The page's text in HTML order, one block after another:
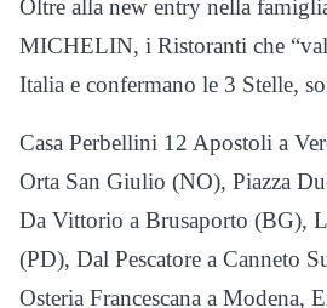
Oltre alla new entry nella
MICHELIN, i Ristoranti che
Italia e confermano le 3 Stelle,
Casa Perbellini 12 Apostoli a
Orta San Giulio (NO), Piazza
Da Vittorio a Brusaporto (BG),
(PD), Dal Pescatore a Canneto
Osteria Francescana a Modena,